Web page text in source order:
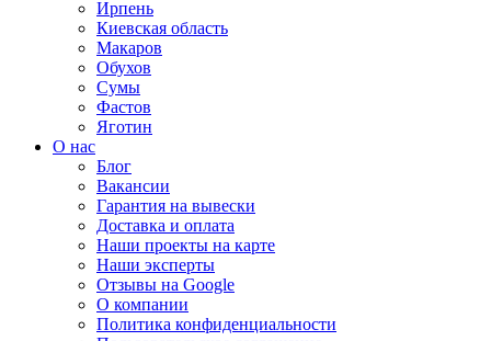
Ирпень
Киевская область
Макаров
Обухов
Сумы
Фастов
Яготин
О нас
Блог
Вакансии
Гарантия на вывески
Доставка и оплата
Наши проекты на карте
Наши эксперты
Отзывы на Google
О компании
Политика конфиденциальности